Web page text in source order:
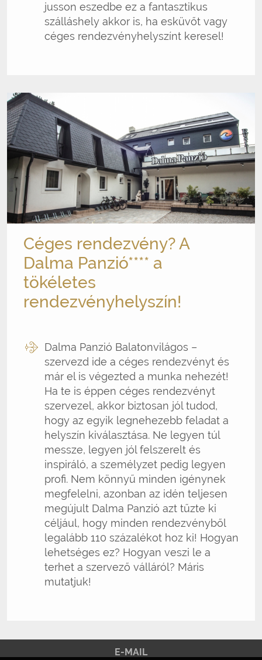
jusson eszedbe ez a fantasztikus
szálláshely akkor is, ha esküvőt vagy
céges rendezvényhelyszínt keresel!
Céges rendezvény? A
Dalma Panzió**** a
tökéletes
rendezvényhelyszín!
Dalma Panzió Balatonvilágos –
szervezd ide a céges rendezvényt és
már el is végezted a munka nehezét!
Ha te is éppen céges rendezvényt
szervezel, akkor biztosan jól tudod,
hogy az egyik legnehezebb feladat a
helyszín kiválasztása. Ne legyen túl
messze, legyen jól felszerelt és
inspiráló, a személyzet pedig legyen
profi. Nem könnyű minden igénynek
megfelelni, azonban az idén teljesen
megújult Dalma Panzió azt tűzte ki
céljául, hogy minden rendezvényből
legalább 110 százalékot hoz ki! Hogyan
lehetséges ez? Hogyan veszi le a
terhet a szervező válláról? Máris
mutatjuk!
E-MAIL